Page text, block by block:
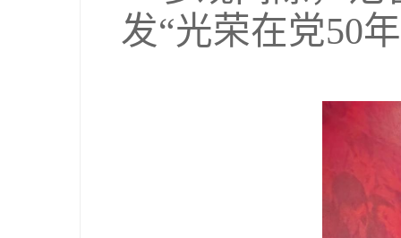
发“光荣在党50